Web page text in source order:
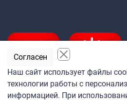
Подпишитесь
Наш сайт использует файлы
технологии работы с
информацией. При
Согласен